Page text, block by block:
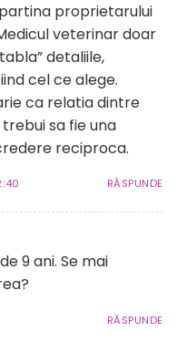
proprietarului
veterinar doar
detaliile,
cel ce alege.
ca relatia dintre
sa fie una
reciproca.
RĂSPUNDE
9 ani. Se mai
RĂSPUNDE